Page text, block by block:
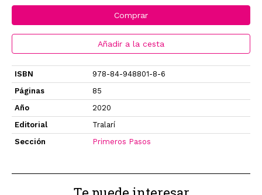
Comprar
Añadir a la cesta
ISBN
978-84-948801-8-6
Páginas
85
Año
2020
Editorial
Tralarí
Sección
Primeros Pasos